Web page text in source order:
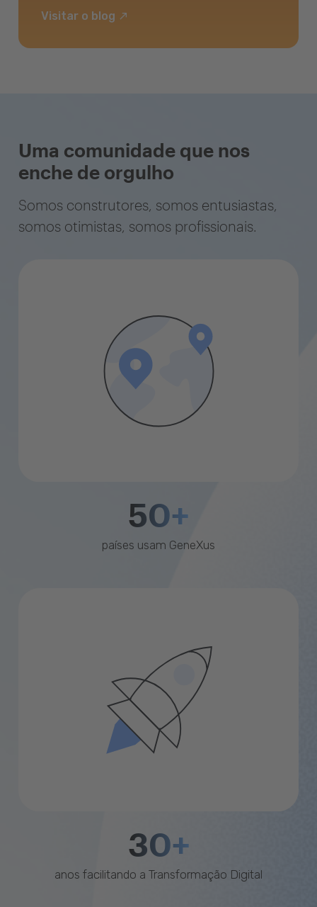
Visitar o blog
Uma comunidade que nos
enche de orgulho
Somos construtores, somos entusiastas,
somos otimistas, somos profissionais.
50+
países usam GeneXus
30+
anos facilitando a Transformação Digital